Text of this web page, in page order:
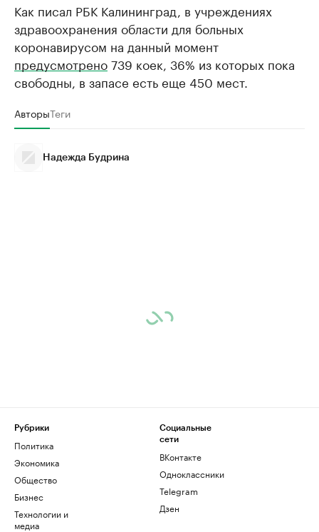
Как писал РБК Калининград, в учреждениях
здравоохранения области для больных
коронавирусом на данный момент
предусмотрено739 коек, 36% из которых пока
свободны, в запасе есть еще 450 мест.
АвторыТеги
Надежда Будрина
Рубрики
Политика
Экономика
Общество
Бизнес
Технологии и
медиа
Социальные
сети
ВКонтакте
Одноклассники
Telegram
Дзен